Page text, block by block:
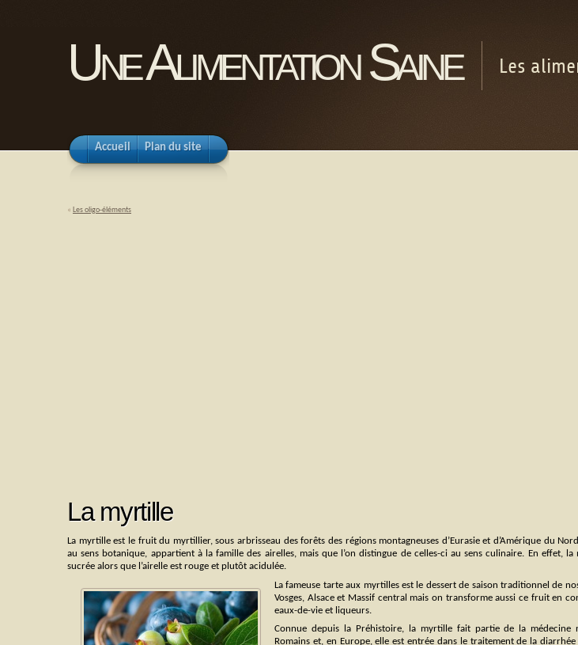
Une Alimentation Saine Les
Accueil Plan du site
« Les oligo-éléments
La myrtille
La myrtille est le fruit du myrtillier, sous arbrisseau des forêts des régions montagneuses d’Eurasie et d’Amérique du
au sens botanique, appartient à la famille des airelles, mais que l’on distingue de celles-ci au sens culinaire. En effet,
sucrée alors que l’airelle est rouge et plutôt acidulée.
La fameuse tarte aux myrtilles est le dessert de saison traditionnel de
Vosges, Alsace et Massif central mais on transforme aussi ce fruit en
eaux-de-vie et liqueurs.
Connue depuis la Préhistoire, la myrtille fait partie de la médecine
Romains et, en Europe, elle est entrée dans le traitement de la diarrhée